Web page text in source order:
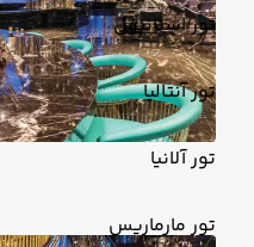
تور استانبول
تور آنتالیا
تور آلانیا
تور مارماریس